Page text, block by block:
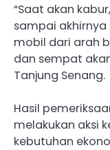
“Saat akan
sampai
mobil dari arah
dan sempat
Tanjung Senang.
Hasil
melakukan aksi
kebutuhan